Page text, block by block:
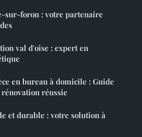
sur-foron : votre partenaire
val d'oise : expert en
en bureau à domicile : Guide
réussie
et durable : votre solution à